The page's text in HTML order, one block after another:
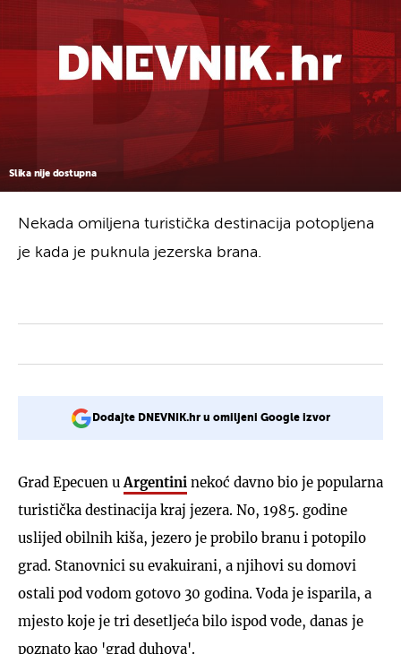
Slika nije dostupna
Nekada omiljena turistička destinacija potopljena
je kada je puknula jezerska brana.
Dodajte DNEVNIK.hr u omiljeni Google izvor
Grad Epecuen u Argentini nekoć davno bio je popularna
turistička destinacija kraj jezera. No, 1985. godine
uslijed obilnih kiša, jezero je probilo branu i potopilo
grad. Stanovnici su evakuirani, a njihovi su domovi
ostali pod vodom gotovo 30 godina. Voda je isparila, a
mjesto koje je tri desetljeća bilo ispod vode, danas je
poznato kao 'grad duhova'.